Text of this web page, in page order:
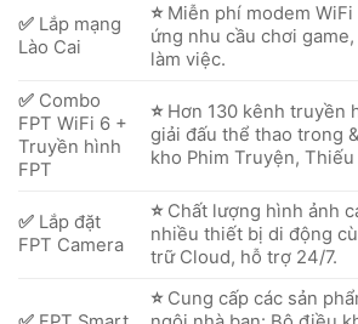
✅ Lắp mạng
Lào Cai
⭐Miễn phí modem WiFi
ứng nhu cầu chơi
làm việc.
✅ Combo
FPT WiFi 6 +
Truyền hình
FPT
⭐Hơn 130 kênh truyền
giải đấu thể thao trong
kho Phim Truyện,
✅ Lắp đặt
FPT Camera
⭐Chất lượng hình ảnh
nhiều thiết bị di động
trữ Cloud, hỗ trợ 24/7.
⭐Cung cấp các sản